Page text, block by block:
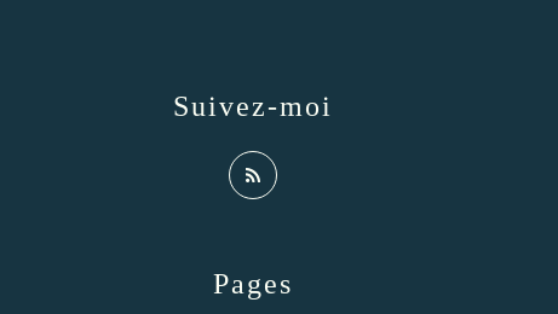
Pages
Suivez-moi